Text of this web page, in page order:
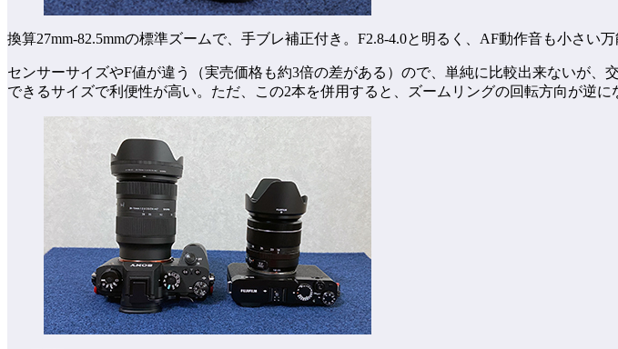
換算27mm-82.5mmの標準ズームで、手ブレ補正付き。F2.8-4.0と明るく、AF動作音も小さい
センサーサイズやF値が違う（実売価格も約3倍の差がある）ので、単純に比較出来ないが
できるサイズで利便性が高い。ただ、この2本を併用すると、ズームリングの回転方向が逆に